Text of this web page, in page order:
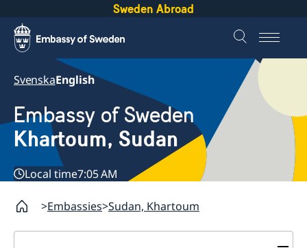
Sweden Abroad
SvenskaEnglish
Embassy of Sweden
Khartoum, Sudan
Local time7:05 AM
Embassies Sudan, Khartoum